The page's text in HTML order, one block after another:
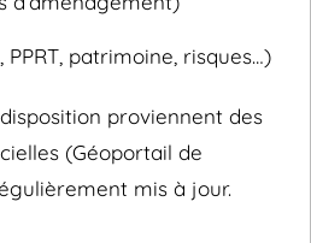
PPRT, patrimoine, risques…)
proviennent des
(Géoportail de
mis à jour.